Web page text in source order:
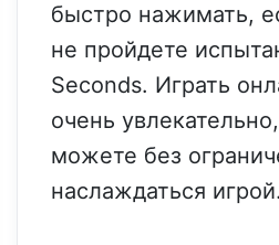
быстро нажимать,
не пройдете
Seconds. Играть
очень
можете без
наслаждаться игрой.